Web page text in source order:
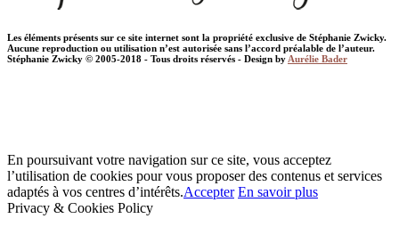
Les éléments présents sur ce site internet sont la propriété exclusive de Stéphanie Zwicky.
Aucune reproduction ou utilisation n’est autorisée sans l’accord préalable de l’auteur.
Stéphanie Zwicky © 2005-2018 - Tous droits réservés - Design by Aurélie Bader
En poursuivant votre navigation sur ce site, vous acceptez
l’utilisation de cookies pour vous proposer des contenus et services
adaptés à vos centres d’intérêts.Accepter En savoir plus
Privacy & Cookies Policy